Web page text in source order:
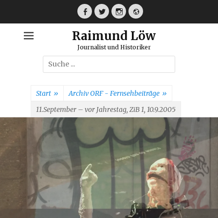
Facebook
TwitterInstagramWebseite
Raimund Löw
Journalist und Historiker
Suche
nach:
Start » Archiv ORF - Fernsehbeiträge »
11.September – vor Jahrestag, ZiB 1, 10.9.2005